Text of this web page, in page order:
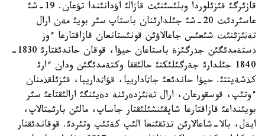
قازئرگئ قئزئلوردا وبلئسئنئث قازالئ اؤدانئندا تؤعان. 19-شئ
عاسئردئث 20-شئ جئلدارئنان باستاپ سئر بويئ مةن ارال
تةثئزئنئث شئعئس جاعالاؤئن قونئستانعان قازاقتارعا ءوز
ذستةمدئگئن جذرگئزة باستاعان حيؤا، قوقان حاندئقتارئ 1830-
1840 جئلدارئ جةرگئلئكتئ حالئققا وكتةمدئگئن ودان ءارئ
كذشةيتتئ. حيؤا حاندئعئ جاثادارييا، قؤاثدارييا، قئزئلقذمنان
ءوتئپ، قوسقورعان، ارال تةثئزدةرئنة دةيئنگئ ارالئقتاعئ سئر
بويئنداعئ قازاقتارعا شاپقئنشئلئقتار جاساپ، مالئن بارئمتالاپ،
ايةل، بالا-شاعالارئن تذتقئنعا الئپ كةتئپ وتئردئ. قوقاندئقتار